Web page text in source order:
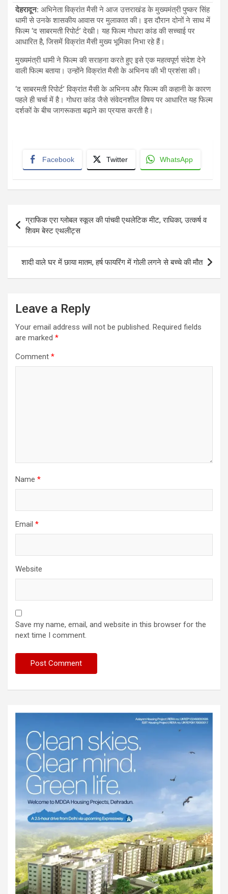
देहरादून: अभिनेता विक्रांत मैसी ने आज उत्तराखंड के मुख्यमंत्री पुष्कर सिंह
धामी से उनके शासकीय आवास पर मुलाकात की। इस दौरान दोनों ने साथ में
फिल्म ‘द साबरमती रिपोर्ट’ देखी। यह फिल्म गोधरा कांड की सच्चाई पर
आधारित है, जिसमें विक्रांत मैसी मुख्य भूमिका निभा रहे हैं।
मुख्यमंत्री धामी ने फिल्म की सराहना करते हुए इसे एक महत्वपूर्ण संदेश देने
वाली फिल्म बताया। उन्होंने विक्रांत मैसी के अभिनय की भी प्रशंसा की।
‘द साबरमती रिपोर्ट’ विक्रांत मैसी के अभिनय और फिल्म की कहानी के कारण
पहले ही चर्चा में है। गोधरा कांड जैसे संवेदनशील विषय पर आधारित यह फिल्म
दर्शकों के बीच जागरूकता बढ़ाने का प्रयास करती है।
Facebook Twitter WhatsApp
navigation
ग्राफिक एरा ग्लोबल स्कूल की पांचवी एथलेटिक मीट, राधिका, उत्कर्ष व
शिवम बेस्ट एथलीट्स
शादी वाले घर में छाया मातम, हर्ष फायरिंग में गोली लगने से बच्चे की मौत
Leave a Reply
Your email address will not be published. Required fields
are marked *
Comment *
Name *
Email *
Website
Save my name, email, and website in this browser for the
next time I comment.